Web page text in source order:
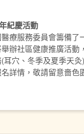
紀慶活動
療服務委員會籌備了
辦社區健康推廣活動
耳穴、冬季及夏季天
詳情，敬請留意嗇色